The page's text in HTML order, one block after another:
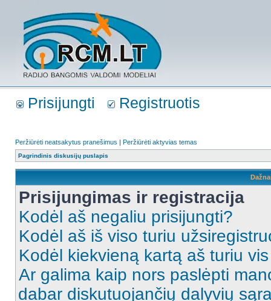
Prisijungti Registruotis
Peržiūrėti neatsakytus pranešimus | Peržiūrėti aktyvias temas
Pagrindinis diskusijų puslapis
Prisijungimas ir registracija
Kodėl aš negaliu prisijungti?
Kodėl aš iš viso turiu
Kodėl kiekvieną kartą aš turiu
Ar galima kaip nors paslėpti
dabar diskutuojančių dalyvių